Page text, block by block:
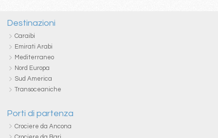
Destinazioni
Caraibi
Emirati Arabi
Mediterraneo
Nord Europa
Sud America
Transoceaniche
Porti di partenza
Crociere da Ancona